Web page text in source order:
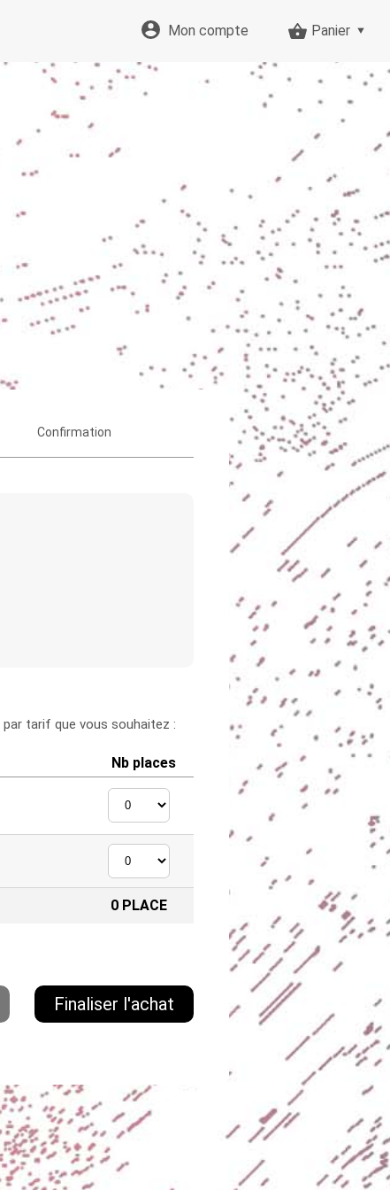
Panier
Mon compte
Confirmation
tarif que vous souhaitez :
Nb places
0 PLACE